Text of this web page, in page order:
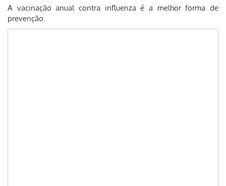
A vacinação anual contra influenza é a melhor forma de
prevenção.